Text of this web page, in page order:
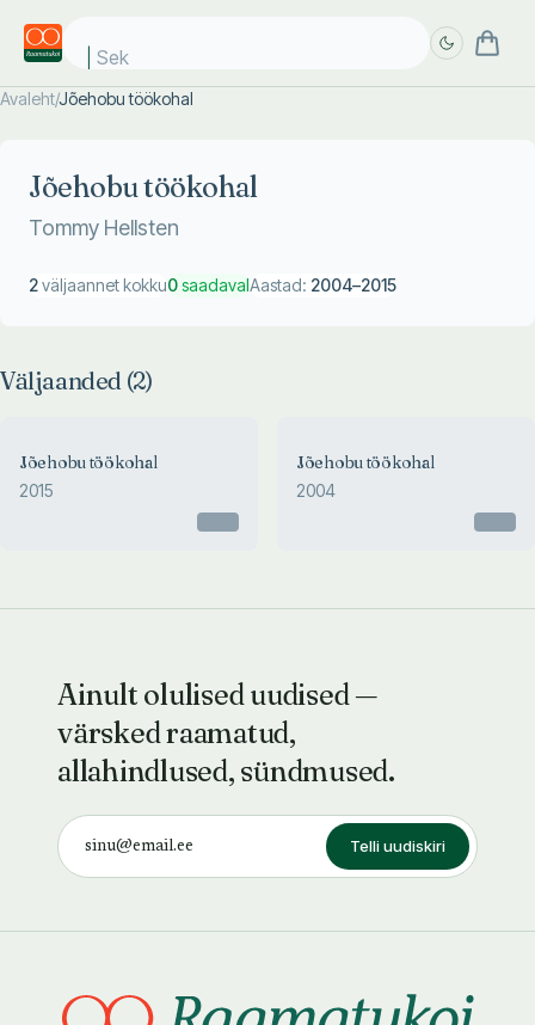
Seks
Avaleht/Jõehobu töökohal
Jõehobu töökohal
Tommy Hellsten
2väljaannet kokku0saadavalAastad: 2004–2015
Väljaanded (2)
Jõehobu töökohal
2015
Jõehobu töökohal
2004
Ainult olulised uudised —
värsked raamatud,
allahindlused, sündmused.
Telli uudiskiri